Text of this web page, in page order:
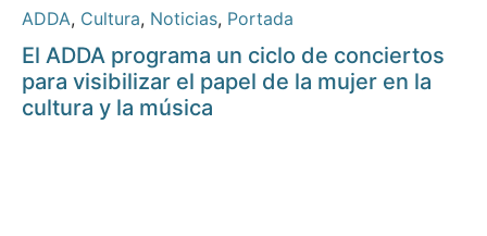
ADDA, Cultura, Noticias, Portada
El ADDA programa un ciclo de conciertos
para visibilizar el papel de la mujer en la
cultura y la música